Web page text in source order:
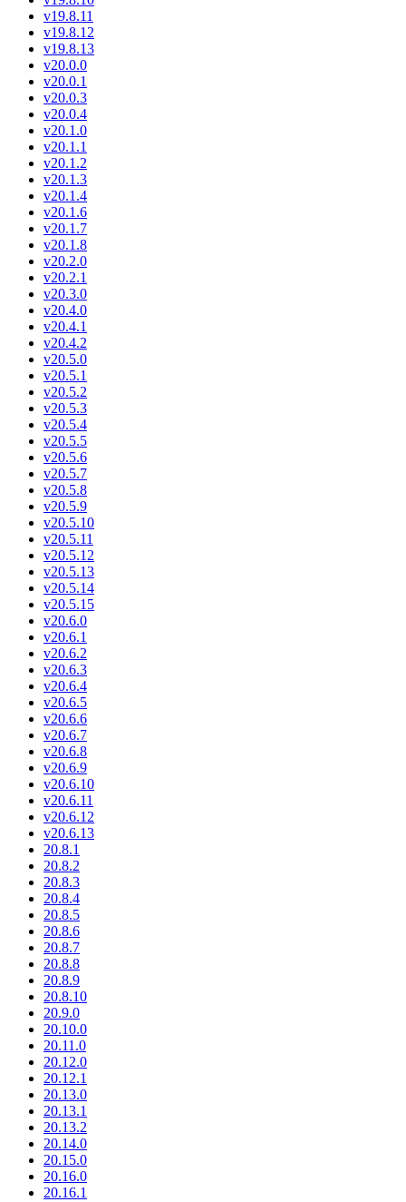
v19.8.11
v19.8.12
v19.8.13
v20.0.0
v20.0.1
v20.0.3
v20.0.4
v20.1.0
v20.1.1
v20.1.2
v20.1.3
v20.1.4
v20.1.6
v20.1.7
v20.1.8
v20.2.0
v20.2.1
v20.3.0
v20.4.0
v20.4.1
v20.4.2
v20.5.0
v20.5.1
v20.5.2
v20.5.3
v20.5.4
v20.5.5
v20.5.6
v20.5.7
v20.5.8
v20.5.9
v20.5.10
v20.5.11
v20.5.12
v20.5.13
v20.5.14
v20.5.15
v20.6.0
v20.6.1
v20.6.2
v20.6.3
v20.6.4
v20.6.5
v20.6.6
v20.6.7
v20.6.8
v20.6.9
v20.6.10
v20.6.11
v20.6.12
v20.6.13
20.8.1
20.8.2
20.8.3
20.8.4
20.8.5
20.8.6
20.8.7
20.8.8
20.8.9
20.8.10
20.9.0
20.10.0
20.11.0
20.12.0
20.12.1
20.13.0
20.13.1
20.13.2
20.14.0
20.15.0
20.16.0
20.16.1